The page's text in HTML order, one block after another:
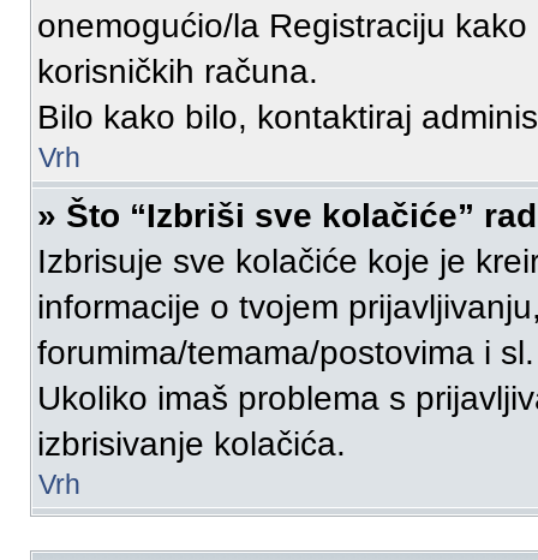
onemogućio/la Registraciju
korisničkih računa.
Bilo kako bilo, kontaktiraj
Vrh
» Što “Izbriši sve kolačiće”
Izbrisuje sve kolačiće koje je
informacije o tvojem
forumima/temama/postovima i sl.
Ukoliko imaš problema s
izbrisivanje kolačića.
Vrh